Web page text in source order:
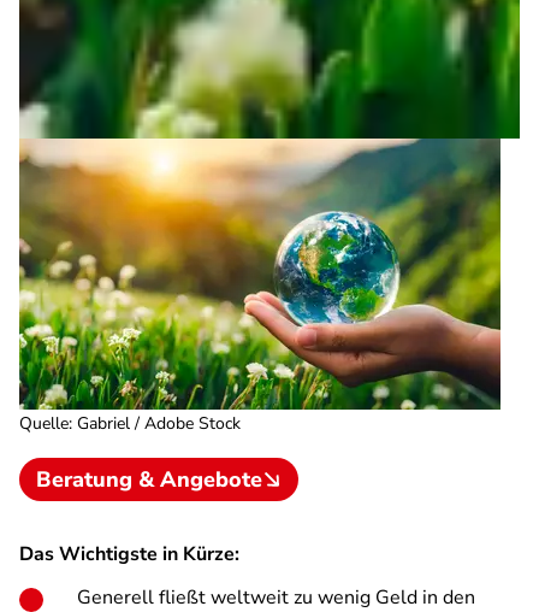
Quelle: Gabriel / Adobe Stock
Beratung & Angebote
Das Wichtigste in Kürze:
Generell fließt weltweit zu wenig Geld in den